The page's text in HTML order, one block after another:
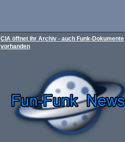
CIA öffnet ihr Archiv - auch Funk-Dokumente
vorhanden